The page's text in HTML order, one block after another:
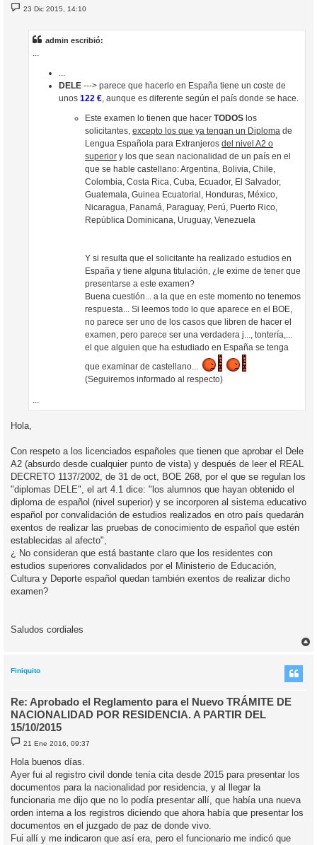
M
e
23 Dic 2015, 14:10
admin escribió:
...
...
DELE ---> parece que hacerlo en España tiene un coste de
unos122 €, aunque es diferente según el país donde se hace.
Este examen lo tienen que hacerTODOS los
solicitantes,excepto los que ya tengan un Diploma de
Lengua Española para Extranjerosdel nivel A2 o
superior y los que sean nacionalidad de un país en el
que se hable castellano: Argentina, Bolivia, Chile,
Colombia, Costa Rica, Cuba, Ecuador, El Salvador,
Guatemala, Guinea Ecuatorial, Honduras, México,
Nicaragua, Panamá, Paraguay, Perú, Puerto Rico,
República Dominicana, Uruguay, Venezuela
Y si resulta que el solicitante ha realizado estudios en
España y tiene alguna titulación, ¿le exime de tener que
presentarse a este examen?
Buena cuestión... a la que en este momento no tenemos
respuesta... Si leemos todo lo que aparece en el BOE,
no parece ser uno de los casos que libren de hacer el
examen, pero parece ser una verdadera j..., tontería,...
el que alguien que ha estudiado en España se tenga
que examinar de castellano...
(Seguiremos informado al respecto)
...
Hola,
Con respeto a los licenciados españoles que tienen que aprobar el Dele
A2 (absurdo desde cualquier punto de vista) y después de leer el REAL
DECRETO 1137/2002, de 31 de oct, BOE 268, por el que se regulan los
"diplomas DELE", el art 4.1 dice: "los alumnos que hayan obtenido el
diploma de español (nivel superior) y se incorporen al sistema educativo
español por convalidación de estudios realizados en otro país quedarán
exentos de realizar las pruebas de conocimiento de español que estén
establecidas al afecto",
¿ No consideran que está bastante claro que los residentes con
estudios superiores convalidados por el Ministerio de Educación,
Cultura y Deporte español quedan también exentos de realizar dicho
examen?
Saludos cordiales
Finiquito
Re: Aprobado el Reglamento para el Nuevo TRÁMITE DE
NACIONALIDAD POR RESIDENCIA. A PARTIR DEL
15/10/2015
M
e
n
s
a
e
21 Ene 2016, 09:37
Hola buenos días.
Ayer fui al registro civil donde tenía cita desde 2015 para presentar los
documentos para la nacionalidad por residencia, y al llegar la
funcionaria me dijo que no lo podía presentar allí, que había una nueva
orden interna a los registros diciendo que ahora había que presentar los
documentos en el juzgado de paz de donde vivo.
Fui allí y me indicaron que así era, pero el funcionario me indicó que